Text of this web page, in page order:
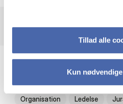
Tillad alle
Kun
Organisation Ledelse